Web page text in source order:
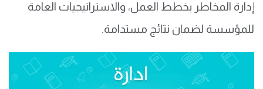
إدارة المخاطر بخطط العمل، والاستراتيجيات العامة
للمؤسسة لضمان نتائج مستدامة.